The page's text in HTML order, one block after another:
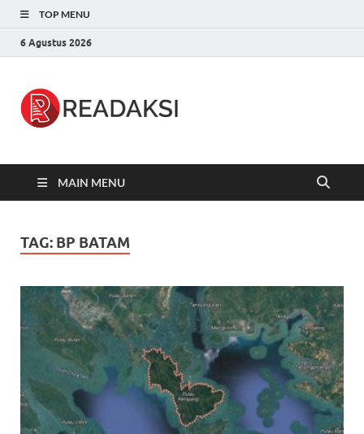
TOP MENU
6 Agustus 2026
MAIN MENU
TAG: BP BATAM